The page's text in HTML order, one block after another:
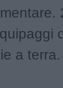
a terra.